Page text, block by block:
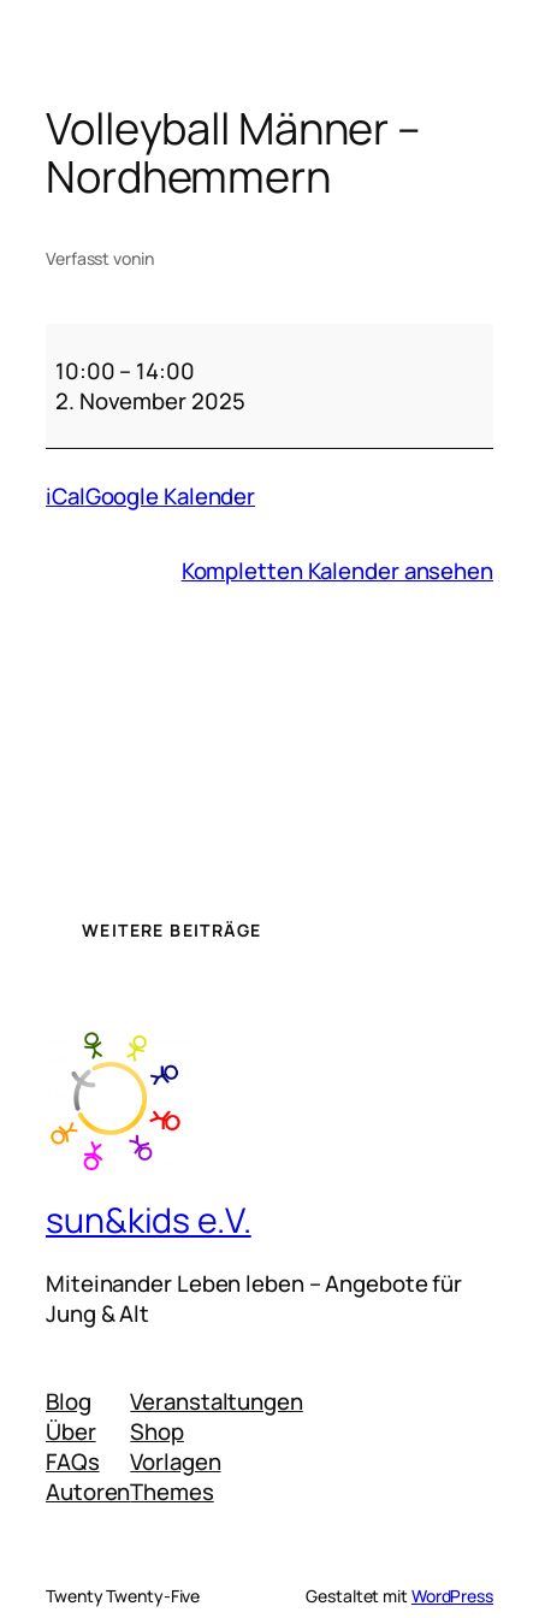
springen
Volleyball Männer –
Nordhemmern
Verfasst vonin
Männer
10:00– 14:00
2. November 2025
iCalGoogle Kalender
Kompletten Kalender ansehen
WEITERE BEITRÄGE
sun&kids e.V.
Miteinander Leben leben – Angebote für
Jung & Alt
Blog
Über
FAQs
Autoren
Veranstaltungen
Shop
Vorlagen
Themes
Twenty Twenty-Five Gestaltet mitWordPress